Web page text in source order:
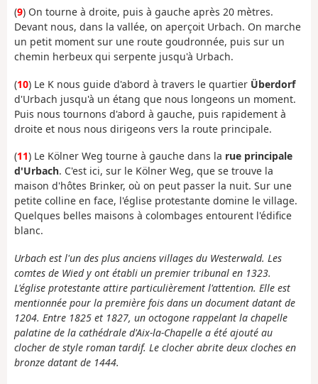
(9) On tourne à droite, puis à gauche après 20 mètres.
Devant nous, dans la vallée, on aperçoit Urbach. On marche
un petit moment sur une route goudronnée, puis sur un
chemin herbeux qui serpente jusqu'à Urbach.
(10) Le K nous guide d'abord à travers le quartier Überdorf
d'Urbach jusqu'à un étang que nous longeons un moment.
Puis nous tournons d'abord à gauche, puis rapidement à
droite et nous nous dirigeons vers la route principale.
(11) Le Kölner Weg tourne à gauche dans la rue principale
d'Urbach. C'est ici, sur le Kölner Weg, que se trouve la
maison d'hôtes Brinker, où on peut passer la nuit. Sur une
petite colline en face, l'église protestante domine le village.
Quelques belles maisons à colombages entourent l'édifice
blanc.
Urbach est l'un des plus anciens villages du Westerwald. Les
comtes de Wied y ont établi un premier tribunal en 1323.
L'église protestante attire particulièrement l'attention. Elle est
mentionnée pour la première fois dans un document datant de
1204. Entre 1825 et 1827, un octogone rappelant la chapelle
palatine de la cathédrale d'Aix-la-Chapelle a été ajouté au
clocher de style roman tardif. Le clocher abrite deux cloches en
bronze datant de 1444.